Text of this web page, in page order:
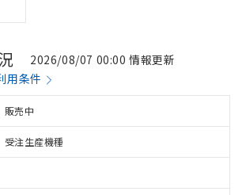
2026/08/07 00:00 情報更新
用条件
販売中
受注生産機種